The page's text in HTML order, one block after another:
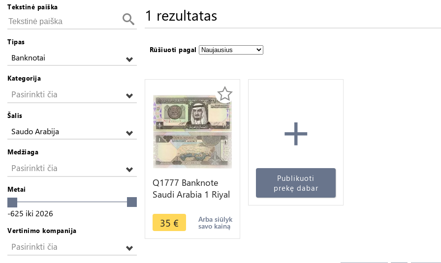
Tekstinė paiška
Tipas
Banknotai
Kategorija
Pasirinkti čia
Šalis
Saudo Arabija
Medžiaga
Pasirinkti čia
Metai
-625 iki 2026
Vertinimo kompanija
Pasirinkti čia
1 rezultatas
Rūšiuoti pagal
Q1777 Banknote
Saudi Arabia 1 Riyal
Al Saud 1984 UNC
35 € Arba siūlyk
savo kainą
+
Publikuoti
prekę dabar